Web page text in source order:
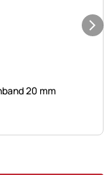
20 mm